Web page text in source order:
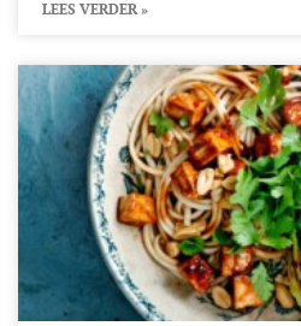
LEES VERDER »